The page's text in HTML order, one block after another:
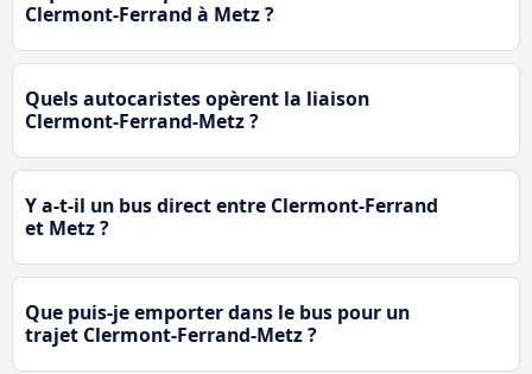
Clermont-Ferrand à Metz ?
Quels autocaristes opèrent la liaison
Clermont-Ferrand-Metz ?
Y a-t-il un bus direct entre Clermont-Ferrand
et Metz ?
Que puis-je emporter dans le bus pour un
trajet Clermont-Ferrand-Metz ?